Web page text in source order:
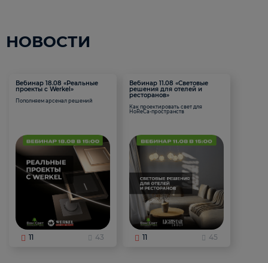
НОВОСТИ
Вебинар 18.08 «Реальные
проекты с Werkel»
Пополняем арсенал решений
11 43
Вебинар 11.08 «Световые
решения для отелей и
ресторанов»
Как проектировать свет для
HoReCa-пространств
11 45